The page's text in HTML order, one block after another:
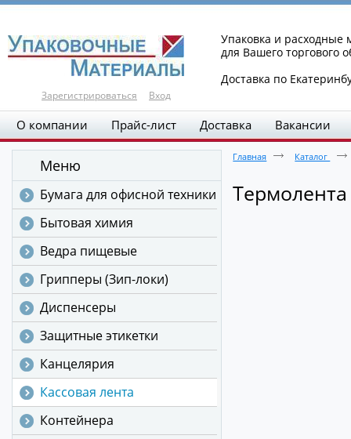
Зарегистрироваться Вход
Упаковка и расходные
для Вашего торгового
Доставка по
О компании Прайс-лист Доставка Вакансии
Меню
Бумага для офисной техники
Бытовая химия
Ведра пищевые
Грипперы (Зип-локи)
Диспенсеры
Защитные этикетки
Канцелярия
Кассовая лента
Контейнера
Главная Каталог